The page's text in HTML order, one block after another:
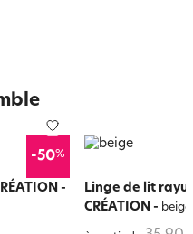
-50%
-
Linge de lit
CRÉATION - beige